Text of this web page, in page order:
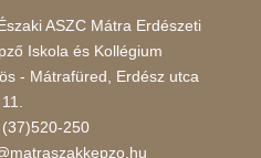
ASZC Mátra Erdészeti
Iskola és Kollégium
- Mátrafüred, Erdész utca
11.
(37)520-250